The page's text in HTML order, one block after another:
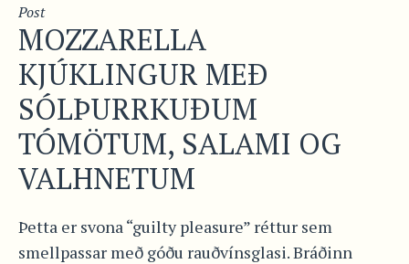
Post
MOZZARELLA
KJÚKLINGUR MEÐ
SÓLÞURRKUÐUM
TÓMÖTUM, SALAMI OG
VALHNETUM
Þetta er svona “guilty pleasure” réttur sem
smellpassar með góðu rauðvínsglasi. Bráðinn